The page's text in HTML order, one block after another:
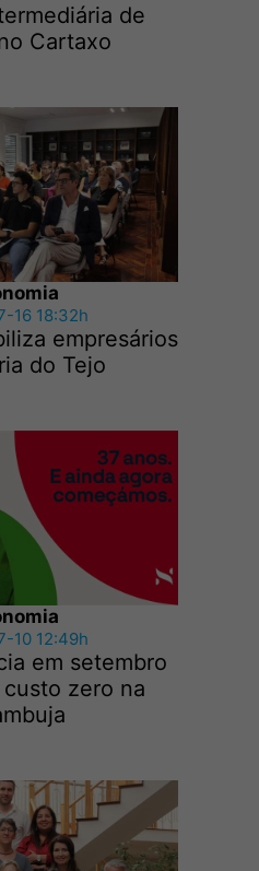
de
Cartaxo
16 18:32h
empresários
do Tejo
10 12:49h
em setembro
zero na